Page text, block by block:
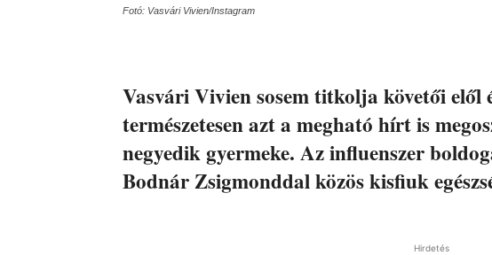
Fotó: Vasvári Vivien/Instagram
Vasvári Vivien sosem titkolja követői
természetesen azt a megható hírt is
negyedik gyermeke. Az influenszer
Bodnár Zsigmonddal közös kisfiuk
Hirdetés